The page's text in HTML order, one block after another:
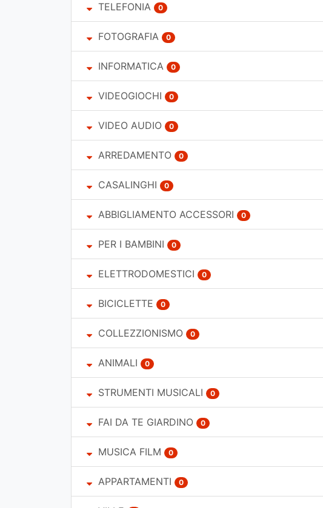
TELEFONIA 0
FOTOGRAFIA 0
INFORMATICA 0
VIDEOGIOCHI 0
VIDEO AUDIO 0
ARREDAMENTO 0
CASALINGHI 0
ABBIGLIAMENTO ACCESSORI 0
PER I BAMBINI 0
ELETTRODOMESTICI 0
BICICLETTE 0
COLLEZZIONISMO 0
ANIMALI 0
STRUMENTI MUSICALI 0
FAI DA TE GIARDINO 0
MUSICA FILM 0
APPARTAMENTI 0